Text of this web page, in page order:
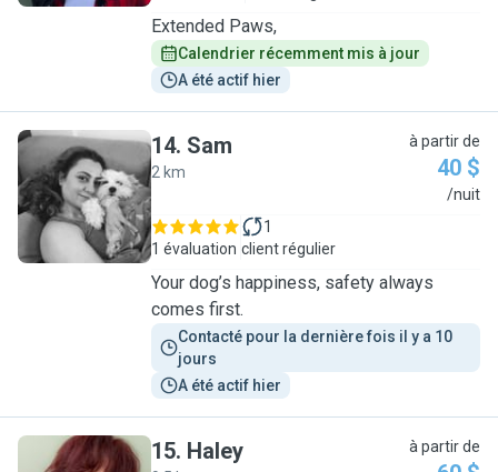
Extended Paws,
Calendrier récemment mis à jour
A été actif hier
S
14. Sam
2 km
à partir de
40 $
/nuit
1 évaluation
1
client régulier
Your dog’s happiness, safety always
comes first.
Contacté pour la dernière fois il y a 10
jours
A été actif hier
15. Haley à partir de